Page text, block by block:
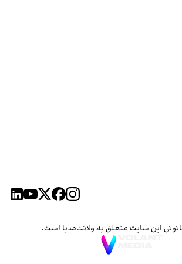
این سایت متعلق به ولانت‌مدیا است.